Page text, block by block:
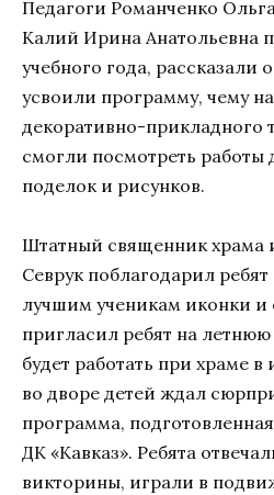
Педагоги Романченко
Калий Ирина Анатольевна
учебного года, рассказали
усвоили программу, чему
декоративно-прикладного
смогли посмотреть работы
поделок и рисунков.
Штатный священник храма
Севрук поблагодарил
лучшим ученикам иконки
пригласил ребят на
будет работать при храме
во дворе детей ждал
программа,
ДК «Кавказ». Ребята
викторины, играли в